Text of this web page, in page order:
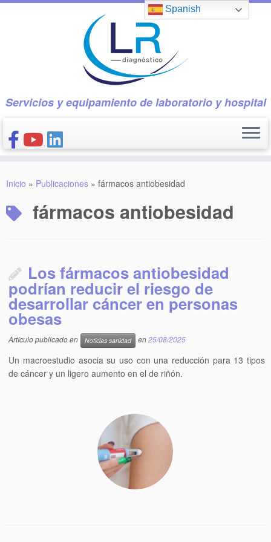
Saltar
Servicios y equipamiento de laboratorio y hospital
CONÓCENOS
NUESTROS PRODUCTOS
Inicio » Publicaciones » fármacos antiobesidad
fármacos antiobesidad
Los fármacos antiobesidad
podrían reducir el riesgo de
desarrollar cáncer en personas
obesas
Artículo publicado en Noticias sanidad en25/08/2025
Un macroestudio asocia su uso con una reducción para 13 tipos
de cáncer y un ligero aumento en el de riñón.
Spanish